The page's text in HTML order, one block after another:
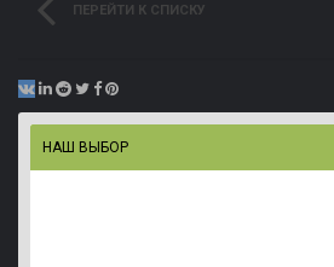
ПЕРЕЙТИ К СПИСКУ
НАШ ВЫБОР